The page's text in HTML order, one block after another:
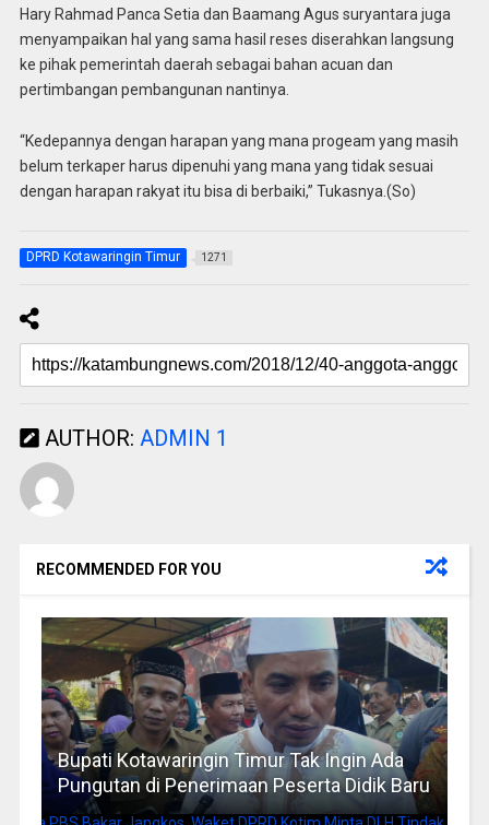
Hary Rahmad Panca Setia dan Baamang Agus suryantara juga
menyampaikan hal yang sama hasil reses diserahkan langsung
ke pihak pemerintah daerah sebagai bahan acuan dan
pertimbangan pembangunan nantinya.
“Kedepannya dengan harapan yang mana progeam yang masih
belum terkaper harus dipenuhi yang mana yang tidak sesuai
dengan harapan rakyat itu bisa di berbaiki,” Tukasnya.(So)
DPRD Kotawaringin Timur 1271
AUTHOR: ADMIN 1
RECOMMENDED FOR YOU
Bupati Kotawaringin Timur Tak Ingin Ada
Pungutan di Penerimaan Peserta Didik Baru